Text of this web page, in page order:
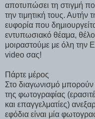
αποτυπώσει τη στιγμή
την τιμητική τους. Αυτήν
ευφορία που
εντυπωσιακό θέαμα,
μοιραστούμε με όλη την
video σας!
Πάρτε μέρος
Στο διαγωνισμό μπορούν
της φωτογραφίας
και επαγγελματίες)
εφόδια είναι μία